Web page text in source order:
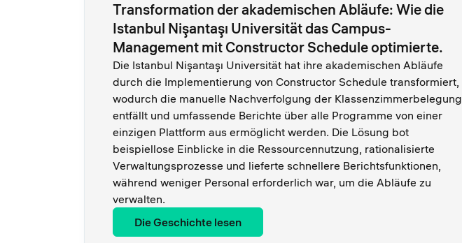
Transformation der akademischen Abläufe: Wie die
Istanbul Nişantaşı Universität das Campus-
Management mit Constructor Schedule optimierte.
Die Istanbul Nişantaşı Universität hat ihre akademischen Abläufe
durch die Implementierung von Constructor Schedule transformiert,
wodurch die manuelle Nachverfolgung der Klassenzimmerbelegung
entfällt und umfassende Berichte über alle Programme von einer
einzigen Plattform aus ermöglicht werden. Die Lösung bot
beispiellose Einblicke in die Ressourcennutzung, rationalisierte
Verwaltungsprozesse und lieferte schnellere Berichtsfunktionen,
während weniger Personal erforderlich war, um die Abläufe zu
verwalten.
Die Geschichte lesen